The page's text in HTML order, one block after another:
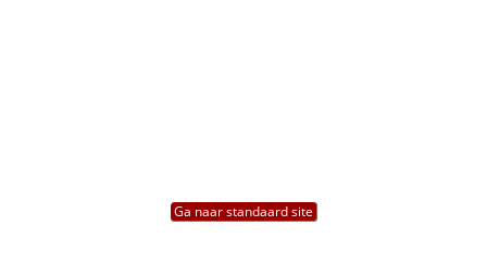
Ga naar standaard site